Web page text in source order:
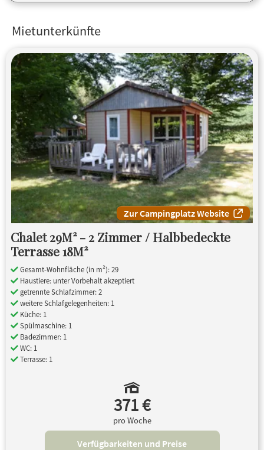
Mietunterkünfte
Zur Campingplatz Website
Chalet 29M² - 2 Zimmer / Halbbedeckte
Terrasse 18M²
Gesamt-Wohnfläche (in m²): 29
Haustiere: unter Vorbehalt akzeptiert
getrennte Schlafzimmer: 2
weitere Schlafgelegenheiten: 1
Küche: 1
Spülmaschine: 1
Badezimmer: 1
WC: 1
Terrasse: 1
371 €
pro Woche
Verfügbarkeiten und Preise